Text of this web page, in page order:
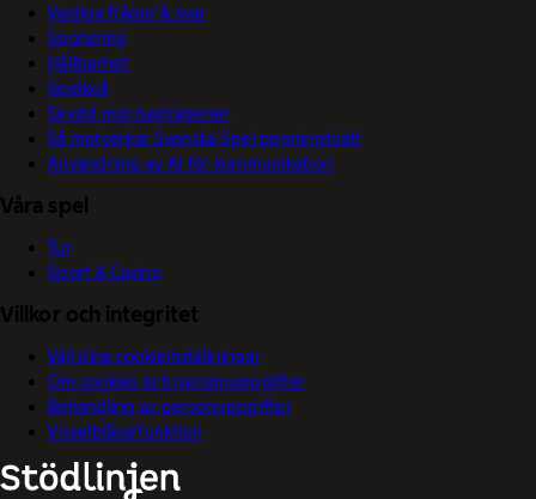
Vanliga frågor & svar
Sponsring
Hållbarhet
Spelkoll
Skydd mot bedrägerier
Så motverkar Svenska Spel penningtvätt
Användning av AI för kommunikation
Våra spel
Tur
Sport & Casino
Villkor och integritet
Välj dina cookieinställningar
Om cookies och personuppgifter
Behandling av personuppgifter
Visselblåsarfunktion